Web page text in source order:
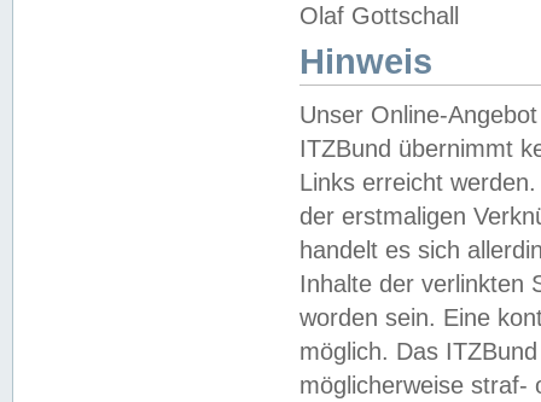
Olaf Gottschall
Hinweis
Unser Online-
ITZBund übernimmt
Links erreicht
der erstmaligen
handelt es sich
Inhalte der verlinkten
worden sein. Eine
möglich. Das
möglicherweise straf-